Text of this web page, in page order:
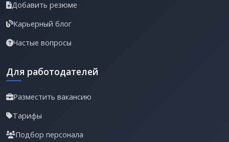
Добавить резюме
Карьерный блог
Частые вопросы
Для работодателей
Разместить вакансию
Тарифы
Подбор персонала